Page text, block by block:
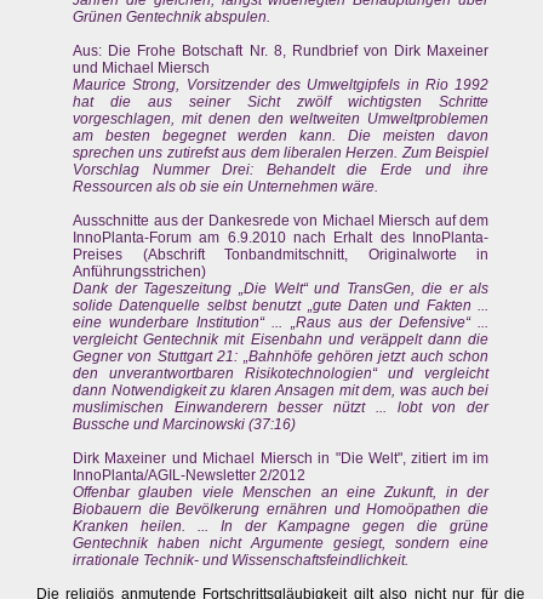
Grünen Gentechnik abspulen.
Aus: Die Frohe Botschaft Nr. 8, Rundbrief von Dirk Maxeiner
und Michael Miersch
Maurice Strong, Vorsitzender des Umweltgipfels in Rio 1992
hat die aus seiner Sicht zwölf wichtigsten Schritte
vorgeschlagen, mit denen den weltweiten Umweltproblemen
am besten begegnet werden kann. Die meisten davon
sprechen uns zutirefst aus dem liberalen Herzen. Zum Beispiel
Vorschlag Nummer Drei: Behandelt die Erde und ihre
Ressourcen als ob sie ein Unternehmen wäre.
Ausschnitte aus der Dankesrede von Michael Miersch auf dem
InnoPlanta-Forum am 6.9.2010 nach Erhalt des InnoPlanta-
Preises (Abschrift Tonbandmitschnitt, Originalworte in
Anführungsstrichen)
Dank der Tageszeitung „Die Welt“ und TransGen, die er als
solide Datenquelle selbst benutzt „gute Daten und Fakten ...
eine wunderbare Institution“ ... „Raus aus der Defensive“ ...
vergleicht Gentechnik mit Eisenbahn und veräppelt dann die
Gegner von Stuttgart 21: „Bahnhöfe gehören jetzt auch schon
den unverantwortbaren Risikotechnologien“ und vergleicht
dann Notwendigkeit zu klaren Ansagen mit dem, was auch bei
muslimischen Einwanderern besser nützt ... lobt von der
Bussche und Marcinowski (37:16)
Dirk Maxeiner und Michael Miersch in "Die Welt", zitiert im im
InnoPlanta/AGIL-Newsletter 2/2012
Offenbar glauben viele Menschen an eine Zukunft, in der
Biobauern die Bevölkerung ernähren und Homoöpathen die
Kranken heilen. ... In der Kampagne gegen die grüne
Gentechnik haben nicht Argumente gesiegt, sondern eine
irrationale Technik- und Wissenschaftsfeindlichkeit.
Die religiös anmutende Fortschrittsgläubigkeit gilt also nicht nur für die